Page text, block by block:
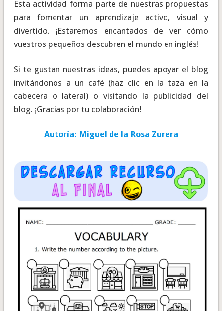
Esta actividad forma parte de nuestras propuestas
para fomentar un aprendizaje activo, visual y
divertido. ¡Estaremos encantados de ver cómo
vuestros pequeños descubren el mundo en inglés!
Si te gustan nuestras ideas, puedes apoyar el blog
invitándonos a un café (haz clic en la taza en la
cabecera o lateral) o visitando la publicidad del
blog. ¡Gracias por tu colaboración!
Autoría: Miguel de la Rosa Zurera